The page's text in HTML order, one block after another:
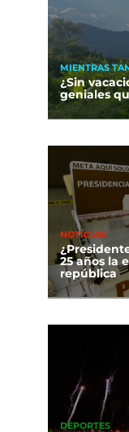
MIENTRAS
¿Sin
geniales
NOTICIAS
25 años la
república
DEPORTES